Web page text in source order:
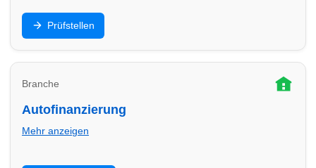
HU/AU, Eintragung, Sicherheitschecks: Finde
Prüfstellen in Köln und plane Termine für
Hauptuntersuchung & Gutachten.
Prüfstellen
Branche
Autofinanzierung
Mehr anzeigen
Ratenkredit, Ballonfinanzierung oder